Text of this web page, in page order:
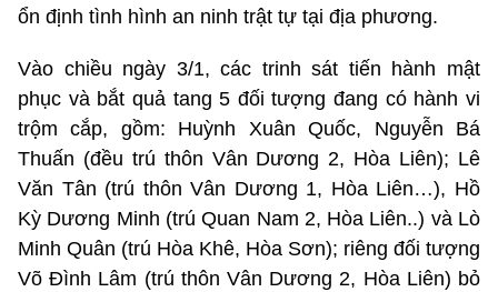
ổn định tình hình an ninh trật tự tại địa phương.
Vào chiều ngày 3/1, các trinh sát tiến hành mật
phục và bắt quả tang 5 đối tượng đang có hành vi
trộm cắp, gồm: Huỳnh Xuân Quốc, Nguyễn Bá
Thuấn (đều trú thôn Vân Dương 2, Hòa Liên); Lê
Văn Tân (trú thôn Vân Dương 1, Hòa Liên…), Hồ
Kỳ Dương Minh (trú Quan Nam 2, Hòa Liên..) và Lò
Minh Quân (trú Hòa Khê, Hòa Sơn); riêng đối tượng
Võ Đình Lâm (trú thôn Vân Dương 2, Hòa Liên) bỏ